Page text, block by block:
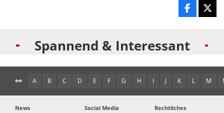
Spannend & Interessant
A B C D E F G H I J K L M
News Social Media Rechtliches